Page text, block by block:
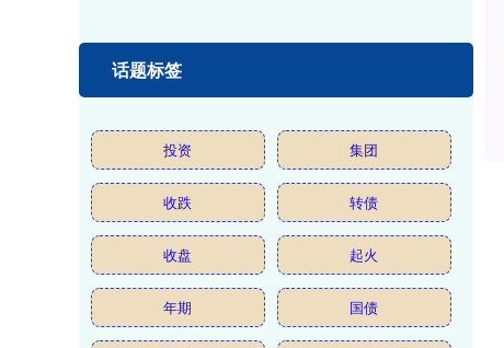
话题标签
投资 集团
收跌 转债
收盘 起火
年期 国债